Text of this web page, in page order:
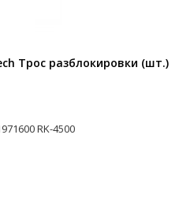
Трос разблокировки (шт.)
RK-4500